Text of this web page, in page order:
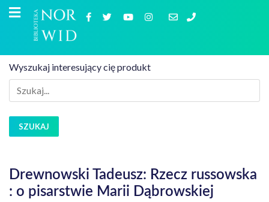
Wyszukaj interesujący cię produkt
SZUKAJ
Drewnowski Tadeusz: Rzecz russowska
: o pisarstwie Marii Dąbrowskiej